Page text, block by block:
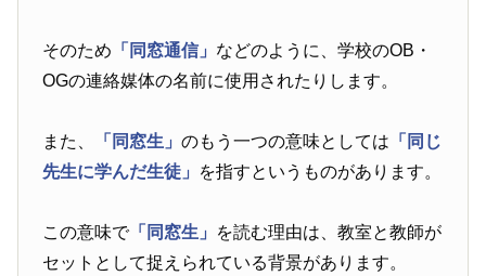
そのため 「同窓通信」 などのように、学校のOB・
OGの連絡媒体の名前に使用されたりします。
また、 「同窓生」のもう一つの意味としては 「同じ
先生に学んだ生徒」 を指すというものがあります。
この意味で「同窓生」 を読む理由は、教室と教師が
セットとして捉えられている背景があります。